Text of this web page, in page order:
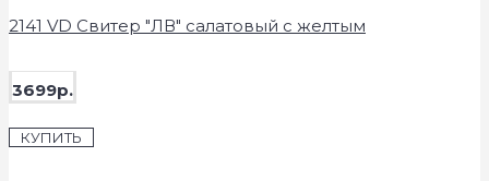
2141 VD Свитер "ЛВ" салатовый с желтым
3699р.
КУПИТЬ